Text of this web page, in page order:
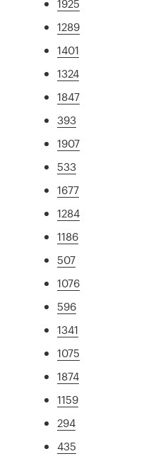
1925
1289
1401
1324
1847
393
1907
533
1677
1284
1186
507
1076
596
1341
1075
1874
1159
294
435